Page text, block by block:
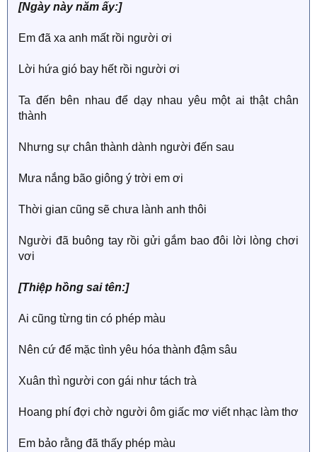
[Ngày này năm ấy:]
Em đã xa anh mất rồi người ơi
Lời hứa gió bay hết rồi người ơi
Ta đến bên nhau để dạy nhau yêu một ai thật chân
thành
Nhưng sự chân thành dành người đến sau
Mưa nắng bão giông ý trời em ơi
Thời gian cũng sẽ chưa lành anh thôi
Người đã buông tay rồi gửi gắm bao đôi lời lòng chơi
vơi
[Thiệp hồng sai tên:]
Ai cũng từng tin có phép màu
Nên cứ để mặc tình yêu hóa thành đậm sâu
Xuân thì người con gái như tách trà
Hoang phí đợi chờ người ôm giấc mơ viết nhạc làm thơ
Em bảo rằng đã thấy phép màu